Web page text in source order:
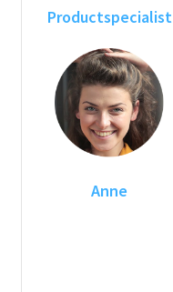
Productspecialist
Anne